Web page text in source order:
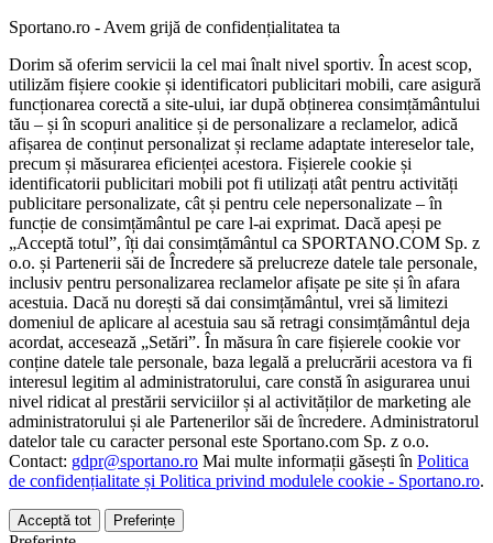
Sportano.ro - Avem grijă de confidențialitatea ta
Dorim să oferim servicii la cel mai înalt nivel sportiv. În acest scop,
utilizăm fișiere cookie și identificatori publicitari mobili, care asigură
funcționarea corectă a site-ului, iar după obținerea consimțământului
tău – și în scopuri analitice și de personalizare a reclamelor, adică
afișarea de conținut personalizat și reclame adaptate intereselor tale,
precum și măsurarea eficienței acestora. Fișierele cookie și
identificatorii publicitari mobili pot fi utilizați atât pentru activități
publicitare personalizate, cât și pentru cele nepersonalizate – în
funcție de consimțământul pe care l-ai exprimat. Dacă apeși pe
„Acceptă totul”, îți dai consimțământul ca SPORTANO.COM Sp. z
o.o. și Partenerii săi de Încredere să prelucreze datele tale personale,
inclusiv pentru personalizarea reclamelor afișate pe site și în afara
acestuia. Dacă nu dorești să dai consimțământul, vrei să limitezi
domeniul de aplicare al acestuia sau să retragi consimțământul deja
acordat, accesează „Setări”. În măsura în care fișierele cookie vor
conține datele tale personale, baza legală a prelucrării acestora va fi
interesul legitim al administratorului, care constă în asigurarea unui
nivel ridicat al prestării serviciilor și al activităților de marketing ale
administratorului și ale Partenerilor săi de încredere. Administratorul
datelor tale cu caracter personal este Sportano.com Sp. z o.o.
Contact: gdpr@sportano.ro Mai multe informații găsești în Politica
de confidențialitate și Politica privind modulele cookie - Sportano.ro.
Acceptă tot Preferințe